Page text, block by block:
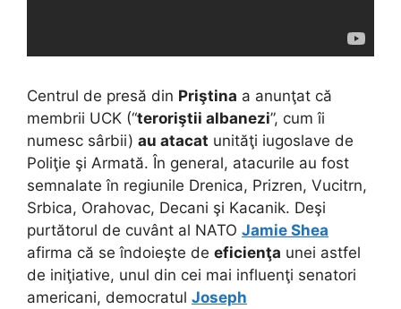
Centrul de presă din Priştina a anunţat că
membrii UCK (“teroriştii albanezi”, cum îi
numesc sârbii) au atacat unităţi iugoslave de
Poliţie şi Armată. În general, atacurile au fost
semnalate în regiunile Drenica, Prizren, Vucitrn,
Srbica, Orahovac, Decani şi Kacanik. Deşi
purtătorul de cuvânt al NATO Jamie Shea
afirma că se îndoieşte de eficienţa unei astfel
de iniţiative, unul din cei mai influenţi senatori
americani, democratul Joseph